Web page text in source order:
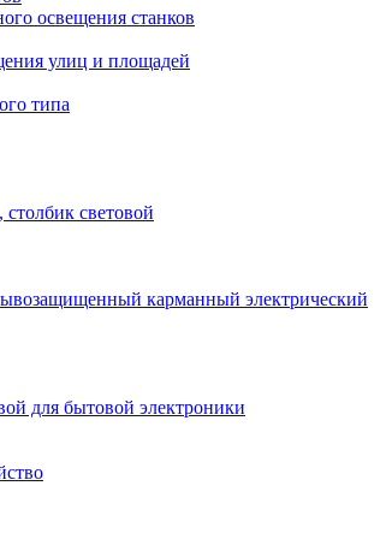
освещения станков
улиц и площадей
типа
световой
карманный электрический
для бытовой электроники